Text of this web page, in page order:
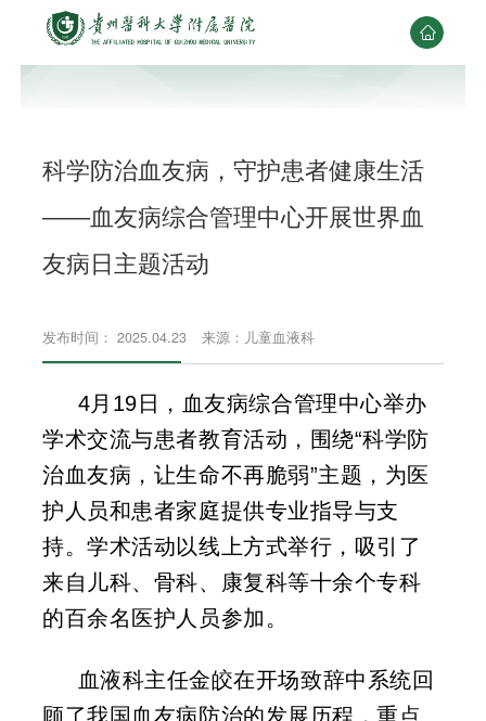

科学防治血友病，守护患者健康生活
——血友病综合管理中心开展世界血
友病日主题活动
发布时间： 2025.04.23 来源：儿童血液科
4月19日，血友病综合管理中心举办
学术交流与患者教育活动，围绕“科学防
治血友病，让生命不再脆弱”主题，为医
护人员和患者家庭提供专业指导与支
持。学术活动以线上方式举行，吸引了
来自儿科、骨科、康复科等十余个专科
的百余名医护人员参加。
血液科主任金皎在开场致辞中系统回
顾了我国血友病防治的发展历程，重点